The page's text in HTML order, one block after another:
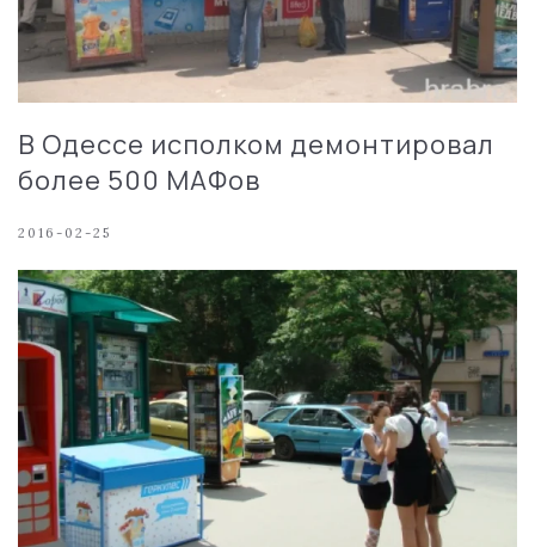
В Одессе исполком демонтировал
более 500 МАФов
2016-02-25